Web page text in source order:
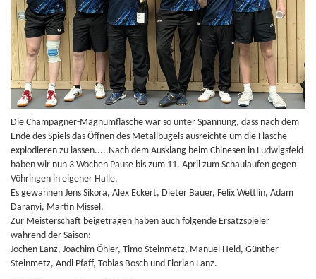
Die Champagner-Magnumflasche war so unter Spannung, dass nach dem
Ende des Spiels das Öffnen des Metallbügels ausreichte um die Flasche
explodieren zu lassen.....Nach dem Ausklang beim Chinesen in Ludwigsfeld
haben wir nun 3 Wochen Pause bis zum 11. April zum Schaulaufen gegen
Vöhringen in eigener Halle.
Es gewannen Jens Sikora, Alex Eckert, Dieter Bauer, Felix Wettlin, Adam
Daranyi, Martin Missel.
Zur Meisterschaft beigetragen haben auch folgende Ersatzspieler
während der Saison:
Jochen Lanz, Joachim Öhler, Timo Steinmetz, Manuel Held, Günther
Steinmetz, Andi Pfaff, Tobias Bosch und Florian Lanz.